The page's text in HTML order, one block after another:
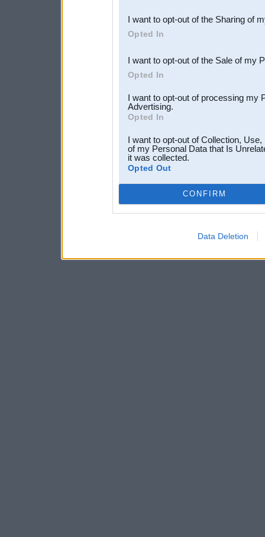
Downstream Participants
third parties.
I want to opt-out of the Sharing of
Opted In
I want to opt-out of the Sale of my
Opted In
I want to opt-out of processing my
Advertising.
Opted In
I want to opt-out of Collection,
of my Personal Data that Is
it was collected.
Opted Out
CONFIRM
Data Deletion